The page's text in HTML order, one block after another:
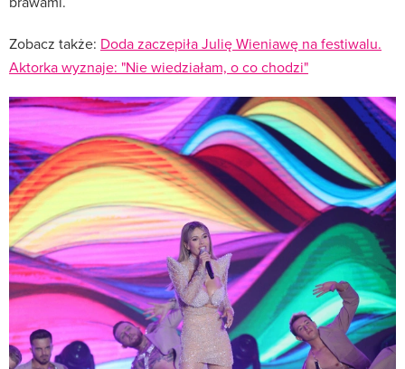
Zobacz także: Doda zaczepiła Julię Wieniawę na festiwalu.
Aktorka wyznaje: "Nie wiedziałam, o co chodzi"